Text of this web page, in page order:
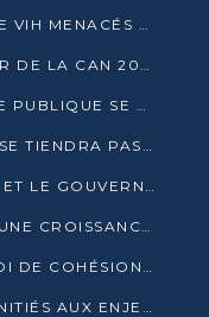
20.000 PATIENTS VIVANT AVEC LE VIH MENACÉS D’ARRÊT DE TRAITEMENT
AGL MOBILISE L’AFRIQUE AUTOUR DE LA CAN 2025
PRÉSIDENTIELLE 2026 : LA FORCE PUBLIQUE SE PRÉPARE À SÉCURISER LE SCRUTIN
LE SPECTACLE FORFAIT RIRE NE SE TIENDRA PAS LE 1ER JANVIER
SANTÉ REPRODUCTIVE : L’UNFPA ET LE GOUVERNEMENT AFFINENT LES PRIORITÉS DE 2026
PLUS DE 13 MILLIONS USD POUR UNE CROISSANCE VERTE ET SOUVERAINE
CONGO–HAND-BALL : LE TOURNOI DE COHÉSION ET DE FRATERNITÉ ALLUME SES LAMPIONS À BRAZZAVILLE
LES JOURNALISTES CONGOLAIS INITIÉS AUX ENJEUX DE L’ÉCONOMIE BLEUE